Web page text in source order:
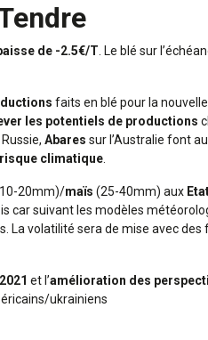
de -2.5€/T . Le blé sur
faits en blé pour la
les potentiels de productions
Abares sur l’Australie font
risque climatique
20mm)/maïs (25-40mm) aux
car suivant les modèles
La volatilité sera de mise avec
et l’amélioration des
ukrainiens